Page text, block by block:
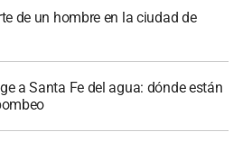
de un hombre en la ciudad de
a Santa Fe del agua: dónde están